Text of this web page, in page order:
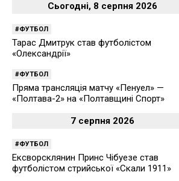
Сьогодні, 8 серпня 2026
ФУТБОЛ
Тарас Дмитрук став футболістом
«Олександрії»
ФУТБОЛ
Пряма трансляція матчу «Пенуел» —
«Полтава-2» на «Полтавщині Спорт»
7 серпня 2026
ФУТБОЛ
Ексворсклянин Принс Чібуезе став
футболістом стрийської «Скали 1911»